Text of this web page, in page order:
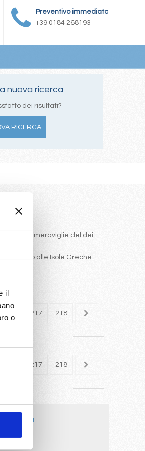
il
o
Preventivo immediato
+39 0184 268193
nuova ricerca
dei risultati?
RICERCA
delle meraviglie del dei
o alle Isole Greche
217 218
217 218
crociera